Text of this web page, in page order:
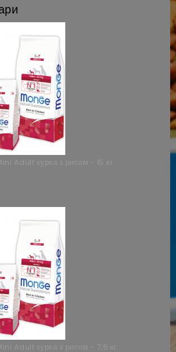
Adult курка з рисом - 15 кг
Adult курка з рисом - 7,5 кг